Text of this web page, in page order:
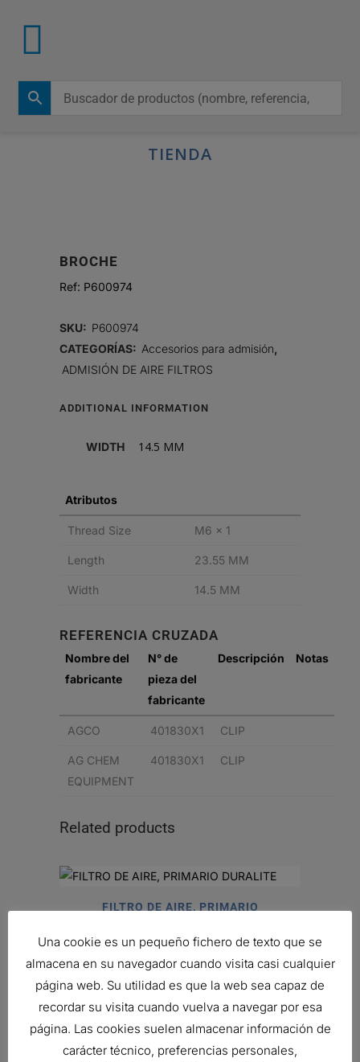
TIENDA
BROCHE
Ref: P600974
SKU: P600974
CATEGORÍAS: Accesorios para admisión
ADMISIÓN DE AIRE FILTROS
ADDITIONAL INFORMATION
WIDTH 14.5 MM
Atributos
Thread Size M6 x 1
Length 23.55 MM
Width 14.5 MM
REFERENCIA CRUZADA
Nombre del
fabricante
N° de
pieza del
fabricante
Descripción Notas
AGCO 401830X1 CLIP
AG CHEM
EQUIPMENT
401830X1 CLIP
Related products
FILTRO DE AIRE, PRIMARIO
51,31 €
Ref: B085001
FILTRO DONALDSON
231,30€
Una cookie es un pequeño fichero de texto que se
almacena en su navegador cuando visita casi cualquier
página web. Su utilidad es que la web sea capaz de
recordar su visita cuando vuelva a navegar por esa
página. Las cookies suelen almacenar información de
carácter técnico, preferencias personales,